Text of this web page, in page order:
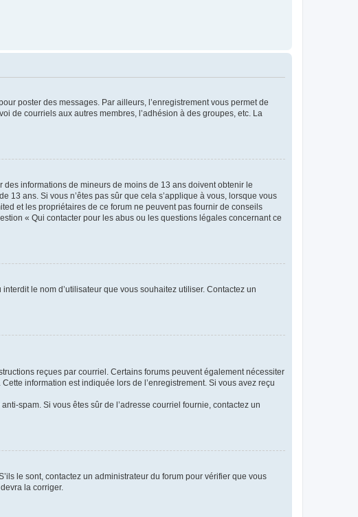
poster des messages. Par ailleurs, l’enregistrement vous permet de
de courriels aux autres membres, l’adhésion à des groupes, etc. La
informations de mineurs de moins de 13 ans doivent obtenir le
13 ans. Si vous n’êtes pas sûr que cela s’applique à vous, lorsque vous
et les propriétaires de ce forum ne peuvent pas fournir de conseils
« Qui contacter pour les abus ou les questions légales concernant ce
le nom d’utilisateur que vous souhaitez utiliser. Contactez un
reçues par courriel. Certains forums peuvent également nécessiter
information est indiquée lors de l’enregistrement. Si vous avez reçu
spam. Si vous êtes sûr de l’adresse courriel fournie, contactez un
le sont, contactez un administrateur du forum pour vérifier que vous
la corriger.